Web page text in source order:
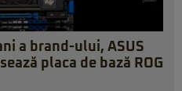
a brand-ului, ASUS
placa de bază ROG